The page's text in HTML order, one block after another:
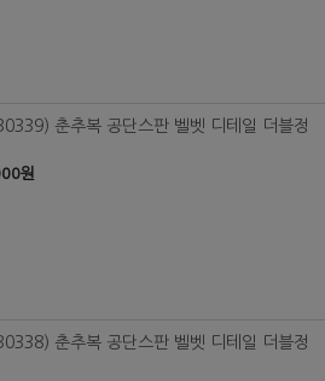
춘추복 공단스판 벨벳 디테일 더블정
원
춘추복 공단스판 벨벳 디테일 더블정